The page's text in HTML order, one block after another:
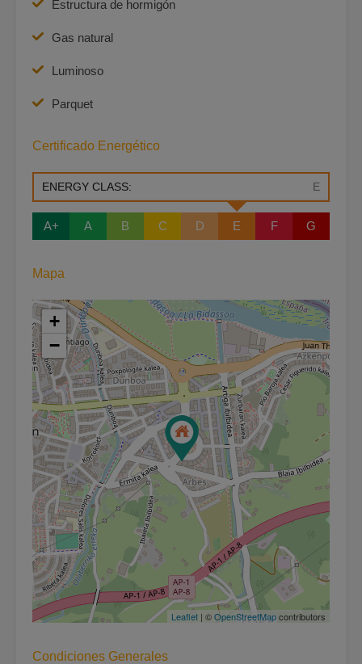
Estructura de hormigón
Gas natural
Luminoso
Parquet
Certificado Energético
ENERGY CLASS: E
A+ A B C D E F G
Mapa
+
−
Leaflet | ©OpenStreetMapcontributors
Condiciones Generales